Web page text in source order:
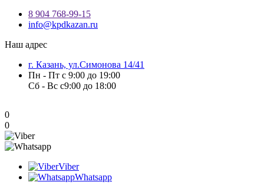
8 904 768-99-15
info@kpdkazan.ru
Наш адрес
г. Казань, ул.Симонова 14/41
Пн - Пт с 9:00 до 19:00
Сб - Вс с9:00 до 18:00
0
0
Viber
Whatsapp